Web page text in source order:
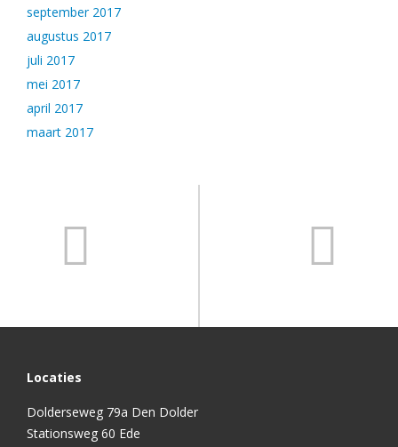
september 2017
augustus 2017
juli 2017
mei 2017
april 2017
maart 2017
Locaties
Dolderseweg 79a Den Dolder
Stationsweg 60 Ede